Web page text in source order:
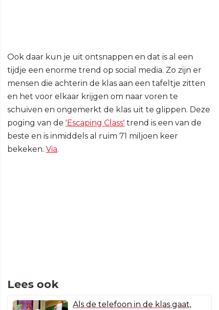
Ook daar kun je uit ontsnappen en dat is al een
tijdje een enorme trend op social media. Zo zijn er
mensen die achterin de klas aan een tafeltje zitten
en het voor elkaar krijgen om naar voren te
schuiven en ongemerkt de klas uit te glippen. Deze
poging van de 'Escaping Class' trend is een van de
beste en is inmiddels al ruim 71 miljoen keer
bekeken. Via.
Lees ook
Als de telefoon in de klas gaat,